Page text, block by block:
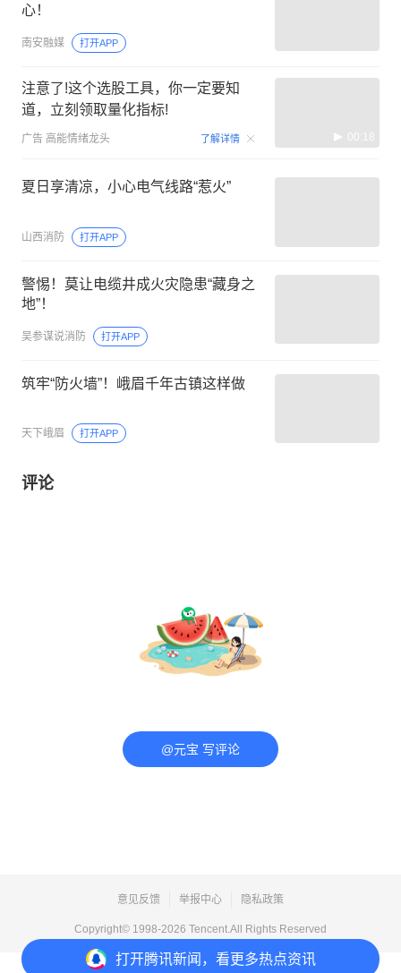
打开腾讯新闻，看更多热点资讯
心！
南安融媒 打开APP
注意了!这个选股工具，你一定要知
道，立刻领取量化指标!
广告 高能情绪龙头 了解详情 00:18
夏日享清凉，小心电气线路“惹火”
山西消防 打开APP
警惕！莫让电缆井成火灾隐患“藏身之
地”！
吴参谋说消防 打开APP
筑牢“防火墙”！峨眉千年古镇这样做
天下峨眉 打开APP
评论
@元宝 写评论
意见反馈 举报中心 隐私政策
Copyright© 1998-2026 Tencent.All Rights Reserved